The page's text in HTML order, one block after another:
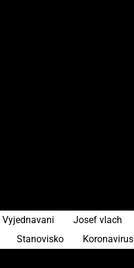
Vyjednavani Josef vlach
Stanovisko Koronavirus